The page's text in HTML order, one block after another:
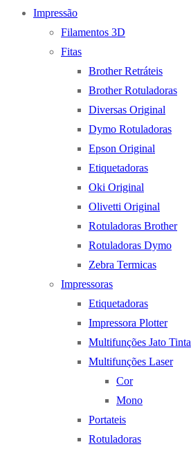
Impressão
Filamentos 3D
Fitas
Brother Retráteis
Brother Rotuladoras
Diversas Original
Dymo Rotuladoras
Epson Original
Etiquetadoras
Oki Original
Olivetti Original
Rotuladoras Brother
Rotuladoras Dymo
Zebra Termicas
Impressoras
Etiquetadoras
Impressora Plotter
Multifunções Jato Tinta
Multifunções Laser
Cor
Mono
Portateis
Rotuladoras